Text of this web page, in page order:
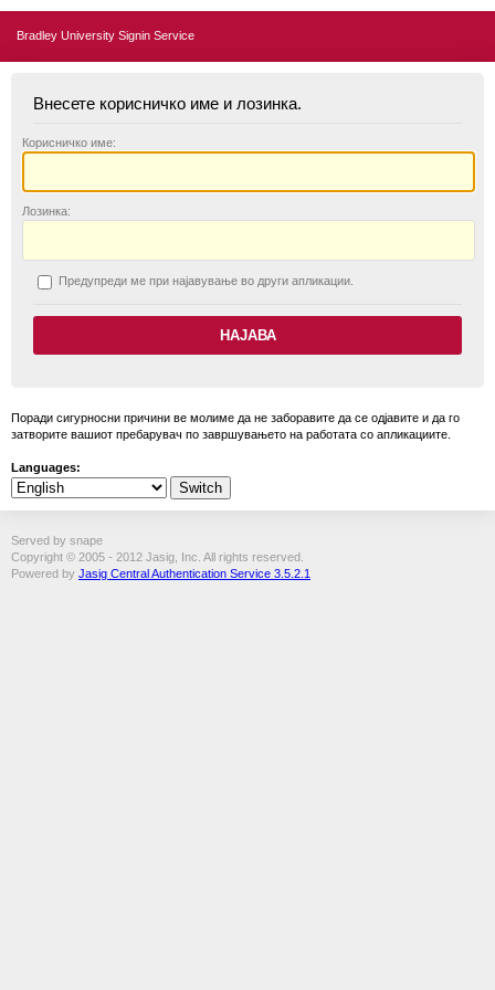
Bradley University Signin Service
Внесете корисничко име и лозинка.
Корисничко име:
Лозинка:
Предупреди ме при најавување во други апликации.
Поради сигурносни причини ве молиме да не заборавите да се одјавите и да го
затворите вашиот пребарувач по завршувањето на работата со апликациите.
Languages:
Served by snape
Copyright © 2005 - 2012 Jasig, Inc. All rights reserved.
Powered by Jasig Central Authentication Service 3.5.2.1